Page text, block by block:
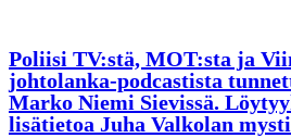
Poliisi TV:stä, MOT:sta ja
johtolanka-podcastista
Marko Niemi Sievissä.
lisätietoa Juha Valkolan